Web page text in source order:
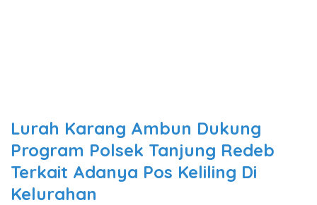
Lurah Karang Ambun Dukung
Program Polsek Tanjung Redeb
Terkait Adanya Pos Keliling Di
Kelurahan